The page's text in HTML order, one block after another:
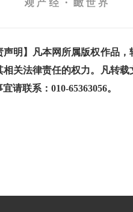
】凡本网所属版权作品，
相关法律责任的权力。凡转
请联系：010-65363056。